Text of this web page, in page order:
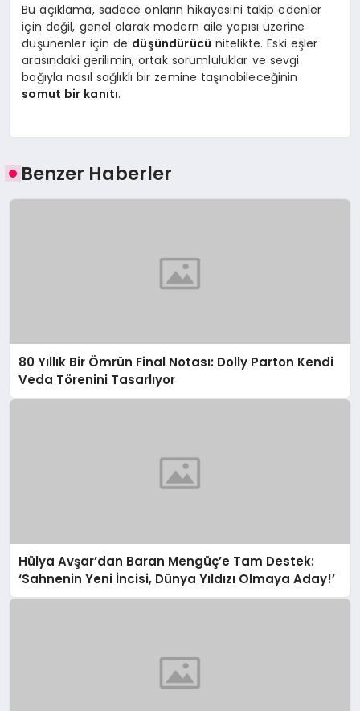
Bu açıklama, sadece onların hikayesini takip edenler
için değil, genel olarak modern aile yapısı üzerine
düşünenler için de düşündürücü nitelikte. Eski eşler
arasındaki gerilimin, ortak sorumluluklar ve sevgi
bağıyla nasıl sağlıklı bir zemine taşınabileceğinin
somut bir kanıtı.
Benzer Haberler
80 Yıllık Bir Ömrün Final Notası: Dolly Parton Kendi
Veda Törenini Tasarlıyor
Hülya Avşar’dan Baran Mengüç’e Tam Destek:
‘Sahnenin Yeni İncisi, Dünya Yıldızı Olmaya Aday!’